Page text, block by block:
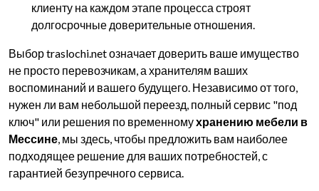
клиенту на каждом этапе процесса строят
долгосрочные доверительные отношения.
Выбор traslochi.net означает доверить ваше имущество
не просто перевозчикам, а хранителям ваших
воспоминаний и вашего будущего. Независимо от того,
нужен ли вам небольшой переезд, полный сервис "под
ключ" или решения по временномухранению мебели в
Мессине, мы здесь, чтобы предложить вам наиболее
подходящее решение для ваших потребностей, с
гарантией безупречного сервиса.